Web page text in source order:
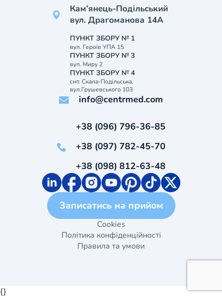
Кам’янець-Подільський
вул. Драгоманова 14А
ПУНКТ ЗБОРУ № 1
вул. Героїв УПА 15
ПУНКТ ЗБОРУ № 3
вул. Миру 2
ПУНКТ ЗБОРУ № 4
смт. Скала-Подільська,
вул.Грушевського 103
info@centrmed.com
+38 (096) 796-36-85
+38 (097) 782-45-70
+38 (098) 812-63-48
Записатись на прийом
Cookies
Політика конфіденційності
Правила та умови
{}